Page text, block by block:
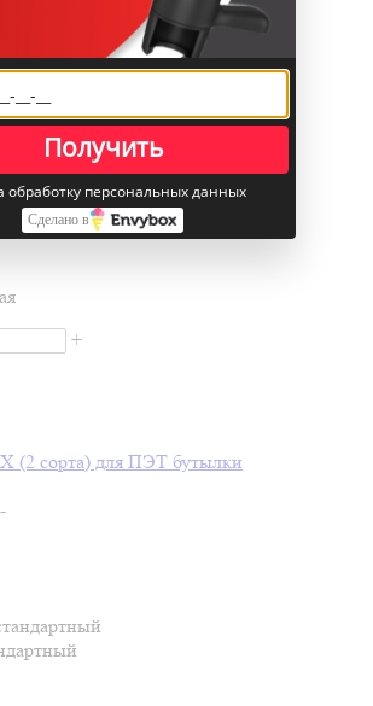
+
(2 сорта) для ПЭТ бутылки
Получить
обработку персональных данных
Сделано в